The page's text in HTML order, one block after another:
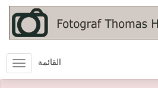
القائمة